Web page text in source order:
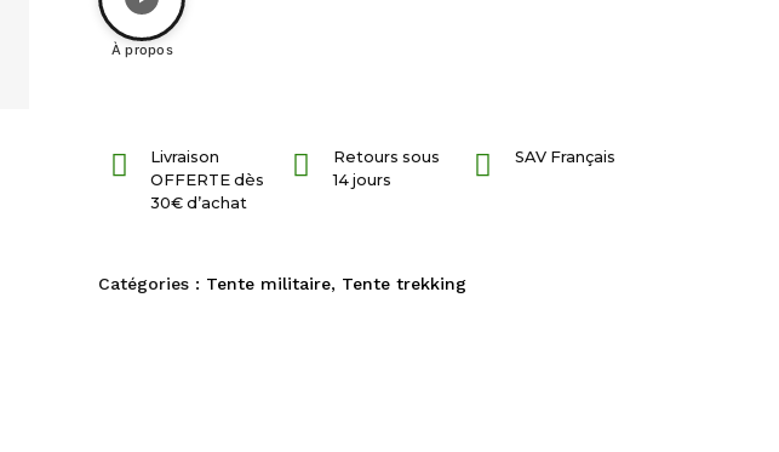
À propos
Livraison
OFFERTE dès
30€ d’achat
Retours sous
14 jours
SAV Français
Catégories : Tente militaire, Tente trekking